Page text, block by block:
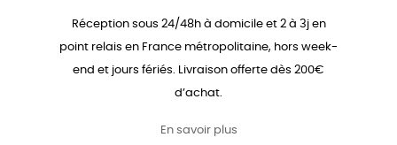
Réception sous 24/48h à domicile et 2 à 3j en
point relais en France métropolitaine, hors week-
end et jours fériés. Livraison offerte dès 200€
d’achat.
En savoir plus